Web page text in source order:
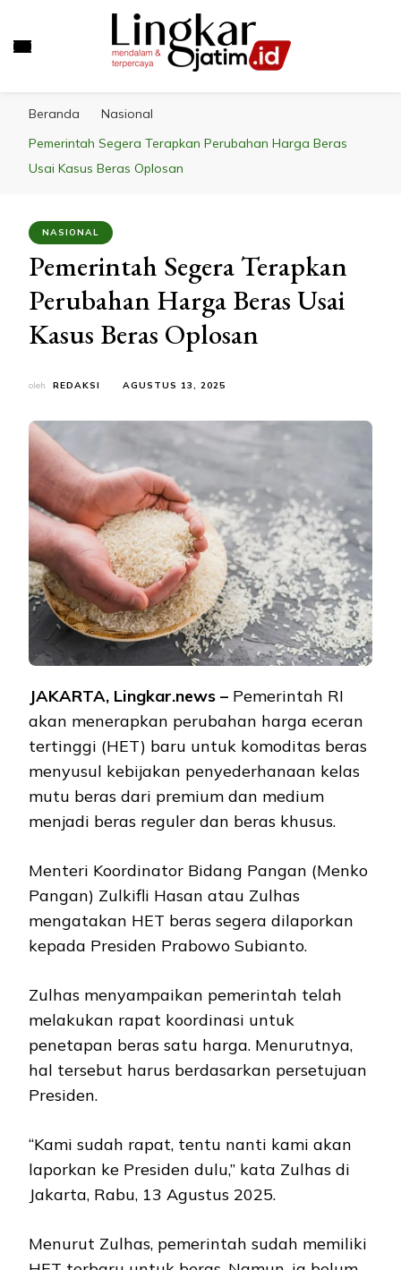
Beranda
Nasional
Pemerintah Segera Terapkan Perubahan Harga Beras
Usai Kasus Beras Oplosan
NASIONAL
Pemerintah Segera Terapkan
Perubahan Harga Beras Usai
Kasus Beras Oplosan
oleh REDAKSI AGUSTUS 13, 2025
JAKARTA, Lingkar.news – Pemerintah RI
akan menerapkan perubahan harga eceran
tertinggi (HET) baru untuk komoditas beras
menyusul kebijakan penyederhanaan kelas
mutu beras dari premium dan medium
menjadi beras reguler dan beras khusus.
Menteri Koordinator Bidang Pangan (Menko
Pangan) Zulkifli Hasan atau Zulhas
mengatakan HET beras segera dilaporkan
kepada Presiden Prabowo Subianto.
Zulhas menyampaikan pemerintah telah
melakukan rapat koordinasi untuk
penetapan beras satu harga. Menurutnya,
hal tersebut harus berdasarkan persetujuan
Presiden.
“Kami sudah rapat, tentu nanti kami akan
laporkan ke Presiden dulu,” kata Zulhas di
Jakarta, Rabu, 13 Agustus 2025.
Menurut Zulhas, pemerintah sudah memiliki